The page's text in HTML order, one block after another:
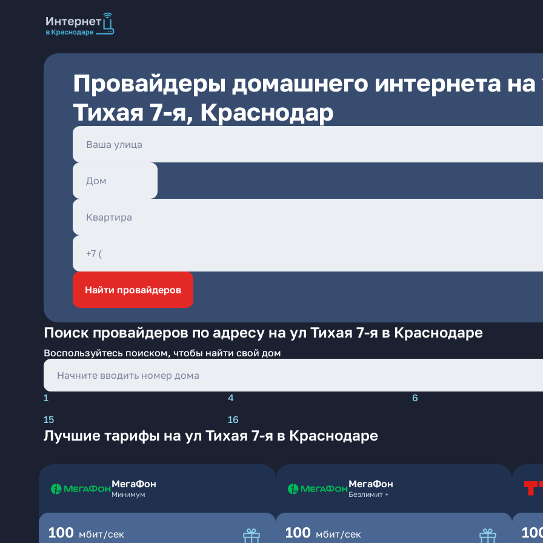
Провайдеры домашнего интернета на
Тихая 7-я, Краснодар
Найти провайдеров
Поиск провайдеров по адресу на ул Тихая 7-я в Краснодаре
Воспользуйтесь поиском, чтобы найти свой дом
1 4 6
15
16
Лучшие тарифы на ул Тихая 7-я в Краснодаре
МегаФон
Минимум
100 мбит/сек
МегаФон
Безлимит +
100 мбит/сек